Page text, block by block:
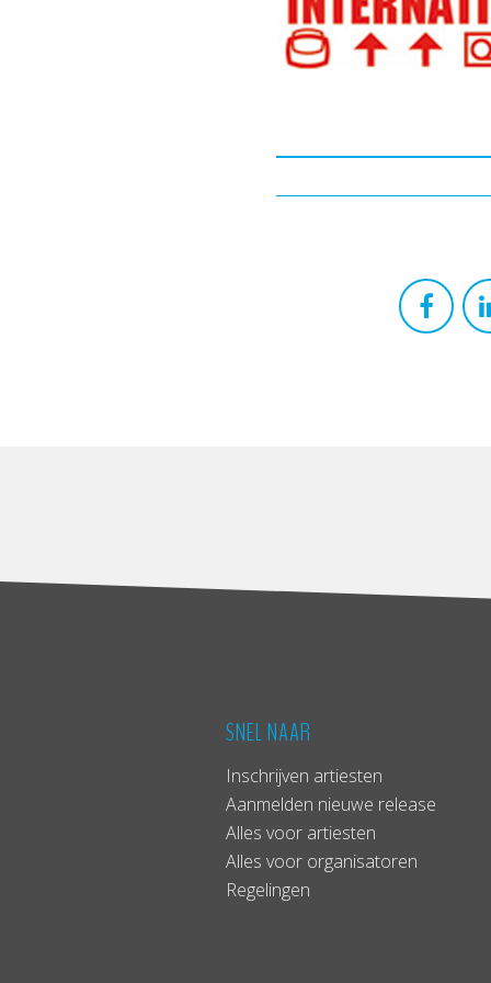
SNEL NAAR
Inschrijven artiesten
Aanmelden nieuwe release
Alles voor artiesten
Alles voor organisatoren
Regelingen